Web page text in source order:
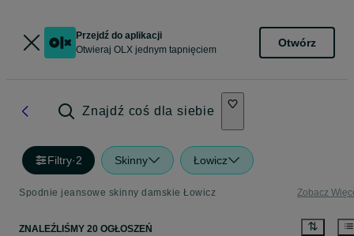
Przejdź do aplikacji
Otwieraj OLX jednym tapnięciem
Otwórz
Znajdź coś dla siebie
Filtry·2 Skinny Łowicz
Spodnie jeansowe skinny damskie Łowicz Zobacz
ZNALEŹLIŚMY 20 OGŁOSZEŃ